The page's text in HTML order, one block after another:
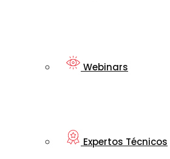
Webinars
Expertos Técnicos